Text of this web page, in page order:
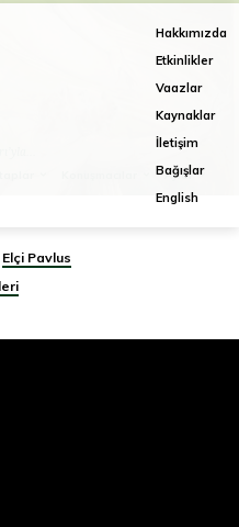
Hakkımızda
Etkinlikler
Vaazlar
Kaynaklar
İletişim
Bağışlar
English
Aylar
Elçi Pavlus